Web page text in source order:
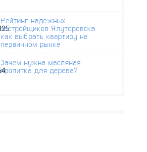
Рейтинг надежных
застройщиков Ялуторовска:
как выбрать квартиру на
первичном рынке
Зачем нужна масляная
пропитка для дерева?